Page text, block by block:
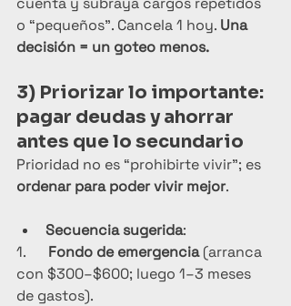
o “pequeños”. Cancela 1 hoy. Una
decisión = un goteo menos.
3) Priorizar lo importante:
pagar deudas y ahorrar
antes que lo secundario
Prioridad no es “prohibirte vivir”; es
ordenar para poder vivir mejor.
Secuencia sugerida:
1. Fondo de emergencia (arranca
con $300–$600; luego 1–3 meses
de gastos).